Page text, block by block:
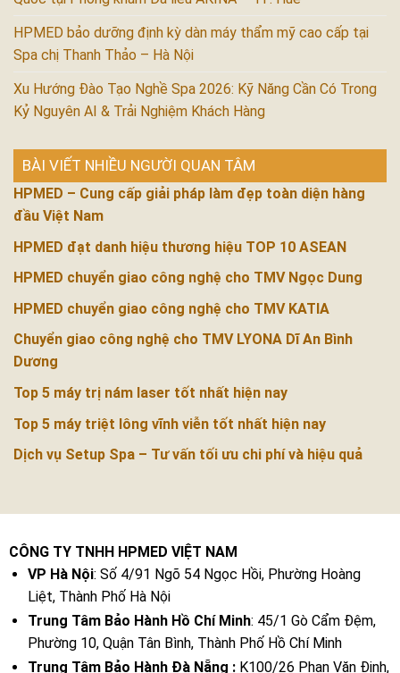
HPMED bảo dưỡng định kỳ dàn máy thẩm mỹ cao cấp tại
Spa chị Thanh Thảo – Hà Nội
Xu Hướng Đào Tạo Nghề Spa 2026: Kỹ Năng Cần Có Trong
Kỷ Nguyên AI & Trải Nghiệm Khách Hàng
BÀI VIẾT NHIỀU NGƯỜI QUAN TÂM
HPMED – Cung cấp giải pháp làm đẹp toàn diện hàng
đầu Việt Nam
HPMED đạt danh hiệu thương hiệu TOP 10 ASEAN
HPMED chuyển giao công nghệ cho TMV Ngọc Dung
HPMED chuyển giao công nghệ cho TMV KATIA
Chuyển giao công nghệ cho TMV LYONA Dĩ An Bình
Dương
Top 5 máy trị nám laser tốt nhất hiện nay
Top 5 máy triệt lông vĩnh viễn tốt nhất hiện nay
Dịch vụ Setup Spa – Tư vấn tối ưu chi phí và hiệu quả
CÔNG TY TNHH HPMED VIỆT NAM
VP Hà Nội: Số 4/91 Ngõ 54 Ngọc Hồi, Phường Hoàng
Liệt, Thành Phố Hà Nội
Trung Tâm Bảo Hành Hồ Chí Minh: 45/1 Gò Cẩm Đệm,
Phường 10, Quận Tân Bình, Thành Phố Hồ Chí Minh
Trung Tâm Bảo Hành Đà Nẵng :K100/26 Phan Văn Định,